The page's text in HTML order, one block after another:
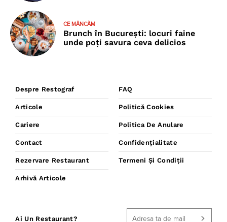
CE MÂNCĂM
Brunch în București: locuri faine
unde poţi savura ceva delicios
Despre Restograf
Articole
Cariere
Contact
Rezervare Restaurant
Arhivă Articole
FAQ
Politică Cookies
Politica De Anulare
Confidențialitate
Termeni Și Condiții
Ai Un Restaurant?